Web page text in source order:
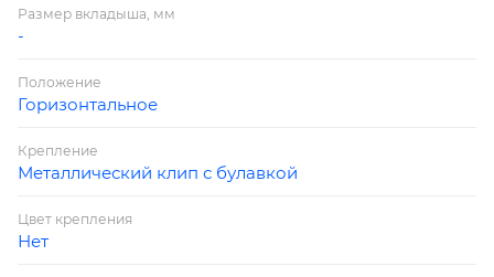
Размер вкладыша, мм
-
Положение
Горизонтальное
Крепление
Металлический клип с булавкой
Цвет крепления
Нет